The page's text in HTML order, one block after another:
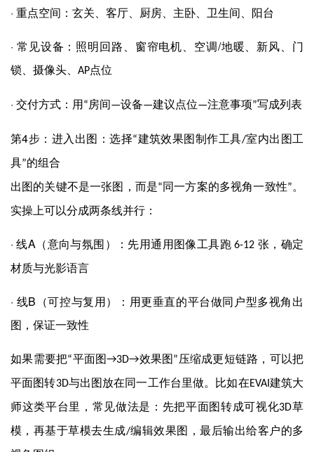
· 重点空间：玄关、客厅、厨房、主卧、卫生间、阳台
· 常见设备：照明回路、窗帘电机、空调/地暖、新风、门
锁、摄像头、 AP点位
· 交付方式：用 “房间—设备—建议点位—注意事项”写成列表
第4步：进入出图：选择“建筑效果图制作工具/室内出图工
具”的组合
出图的关键不是一张图，而是“同一方案的多视角一致性”。
实操上可以分成两条线并行：
· 线A （意向与氛围）：先用通用图像工具跑6-12 张，确定
材质与光影语言
· 线B （可控与复用）：用更垂直的平台做同户型多视角出
图，保证一致性
如果需要把“平面图→3D→效果图”压缩成更短链路，可以把
平面图转3D与出图放在同一工作台里做。比如在EVAI 建筑大
师这类平台里，常见做法是：先把平面图转成可视化3D草
模，再基于草模去生成/编辑效果图，最后输出给客户的多